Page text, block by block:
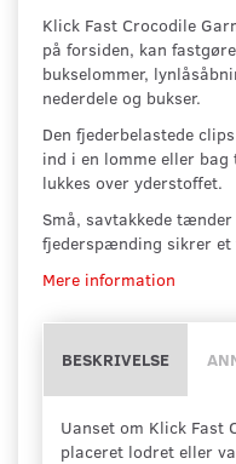
Klick Fast Crocodile
på forsiden, kan
bukselommer,
nederdele og bukser.
Den fjederbelastede
ind i en lomme eller
lukkes over yderstoffet.
Små, savtakkede
fjederspænding sikrer
Mere information
BESKRIVELSE
Uanset om Klick Fast
placeret lodret eller